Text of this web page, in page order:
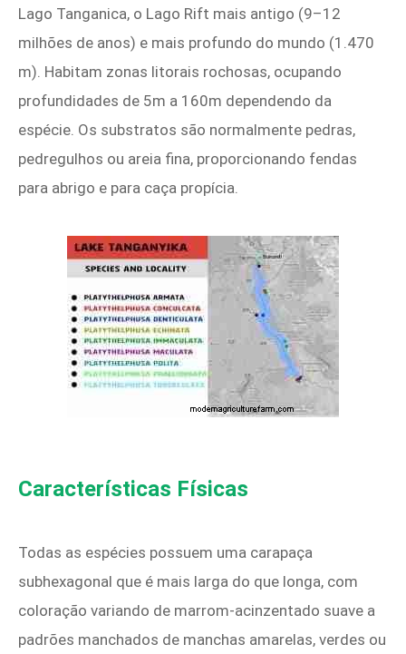
Lago Tanganica, o Lago Rift mais antigo (9–12
milhões de anos) e mais profundo do mundo (1.470
m). Habitam zonas litorais rochosas, ocupando
profundidades de 5m a 160m dependendo da
espécie. Os substratos são normalmente pedras,
pedregulhos ou areia fina, proporcionando fendas
para abrigo e para caça propícia.
Características Físicas
Todas as espécies possuem uma carapaça
subhexagonal que é mais larga do que longa, com
coloração variando de marrom-acinzentado suave a
padrões manchados de manchas amarelas, verdes ou